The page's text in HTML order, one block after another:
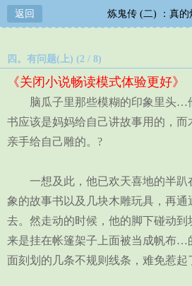
返回 炼鬼传 (二) ：真的
四。有问题(上) (2 / 8)
《关闭小说畅读模式体验更好》
脑瓜子里那些模糊的印象里头…
书应该是妈妈给自己讲故事用的，而
亲手给自己雕的。?
一想及此，他已欢天喜地的半趴
象的故事书以及几块木雕玩具，再通
去。然走动的时候，他的脚下碰动
来是挂在帐篷架子上面被当成帆布…
面刻划的几条不规则线条，难免惹起